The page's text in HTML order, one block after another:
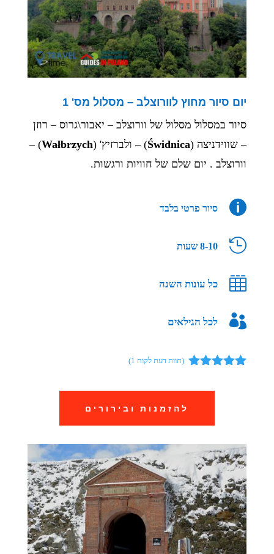
יום סיור מחוץ לוורוצלב – מסלול מס' 1
סיור במסלול מסלול של וורוצלב – יאבור\גרוס – רוזן
– שווידניצה (Świdnica) – ולברזיץ' (Wałbrzych
) –
וורוצלב . יום שלם של חוויות ורגשות.
 סיור פרטי בלבד
 8-10 שעות
 כל עונות השנה
 לכל הגילאים
(חוות דעת לקוח 1
)
להזמנות ובירורים